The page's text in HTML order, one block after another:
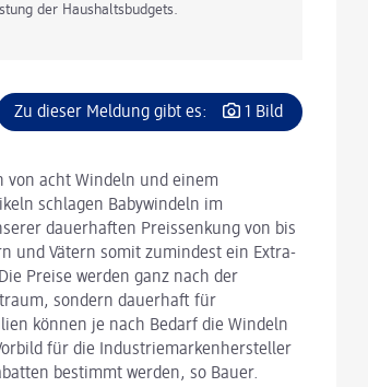
der Haushaltsbudgets.
Zu dieser Meldung gibt es: 1 Bild
von acht Windeln und einem
schlagen Babywindeln im
dauerhaften Preissenkung von bis
und Vätern somit zumindest ein Extra-
Preise werden ganz nach der
sondern dauerhaft für
können je nach Bedarf die Windeln
für die Industriemarkenhersteller
bestimmt werden, so Bauer.